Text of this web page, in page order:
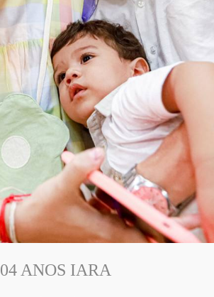
04 ANOS IARA